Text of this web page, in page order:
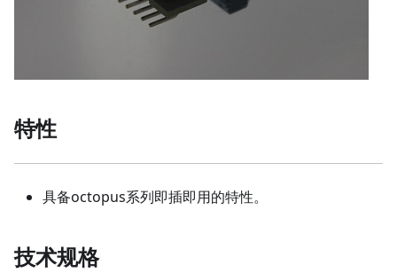
特性
具备octopus系列即插即用的特性。
技术规格